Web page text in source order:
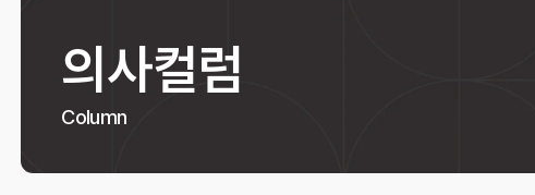
의사컬럼
Column